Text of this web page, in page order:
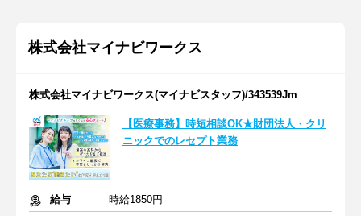
株式会社マイナビワークス
株式会社マイナビワークス(マイナビスタッフ)/343539Jm
【医療事務】時短相談OK★財団法人・クリ
ニックでのレセプト業務
給与
時給1850円